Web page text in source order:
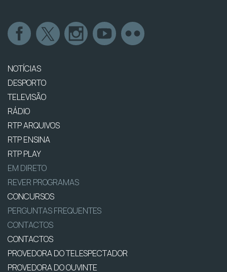
NOTÍCIAS
DESPORTO
TELEVISÃO
RÁDIO
RTP ARQUIVOS
RTP ENSINA
RTP PLAY
EM DIRETO
REVER PROGRAMAS
CONCURSOS
PERGUNTAS FREQUENTES
CONTACTOS
CONTACTOS
PROVEDORA DO TELESPECTADOR
PROVEDORA DO OUVINTE